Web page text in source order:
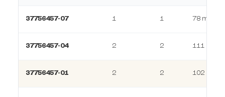
37756457-07 1 1 78 m²
37756457-04 2 2 111 m²
37756457-01 2 2 102 m²